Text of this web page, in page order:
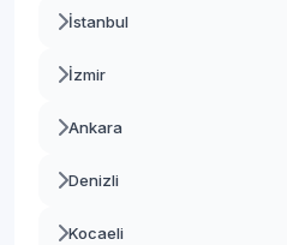
İstanbul
İzmir
Ankara
Denizli
Kocaeli